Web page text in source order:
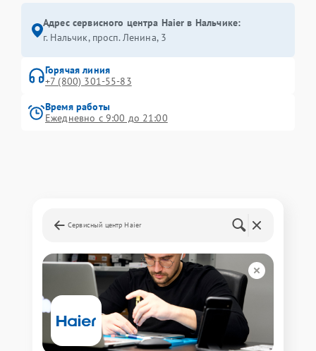
Адрес сервисного центра Haier в Нальчике:
г. Нальчик, просп. Ленина, 3
Горячая линия
+7 (800) 301-55-83
Время работы
Ежедневно с 9:00 до 21:00
Сервисный центр Haier